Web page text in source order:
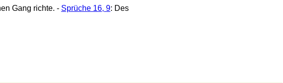
Gang richte. - Sprüche 16, 9: Des